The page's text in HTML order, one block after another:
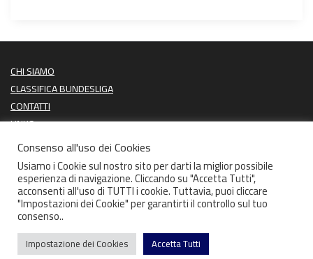
CHI SIAMO
CLASSIFICA BUNDESLIGA
CONTATTI
LINKS
PROSSIME PARTITE
ULTIMI RISULTATI
Copyright CIGARAFTERTEN 2026 | Theme by
Consenso all'uso dei Cookies
Usiamo i Cookie sul nostro sito per darti la miglior possibile
esperienza di navigazione. Cliccando su "Accetta Tutti",
acconsenti all'uso di TUTTI i cookie. Tuttavia, puoi cliccare
"Impostazioni dei Cookie" per garantirti il controllo sul tuo
consenso..
Impostazione dei Cookies Accetta Tutti